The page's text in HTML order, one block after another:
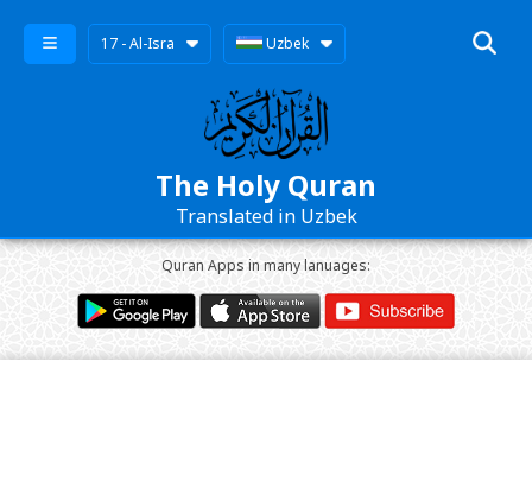
17 - Al-Isra Uzbek
The Holy Quran
Translated in Uzbek
Quran Apps in many lanuages: